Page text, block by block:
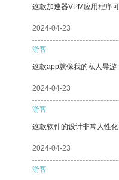
这款加速器VPM应用程序
2024-04-23
游客
这款app就像我的私人导游
2024-04-23
游客
这款软件的设计非常人性化
2024-04-23
游客